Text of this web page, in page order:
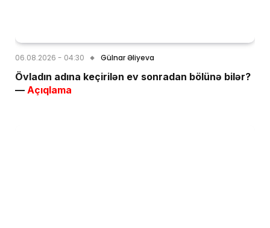
06.08.2026 - 04:30 Gülnar Əliyeva
Övladın adına keçirilən ev sonradan bölünə bilər?
— Açıqlama